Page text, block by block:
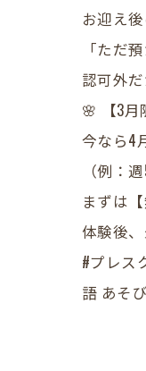
お迎え
「ただ
認可外
​🌸 【3月
今なら4
（例：
まずは
体験後
#プレス
語 あそ